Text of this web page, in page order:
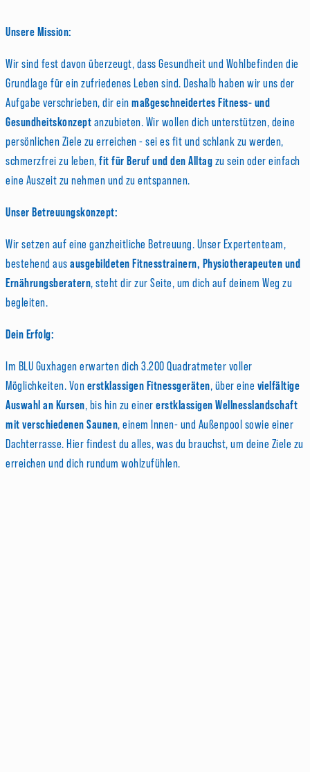
Unsere Mission:
Wir sind fest davon überzeugt, dass Gesundheit und Wohlbefinden die
Grundlage für ein zufriedenes Leben sind. Deshalb haben wir uns der
Aufgabe verschrieben, dir einmaßgeschneidertes Fitness- und
Gesundheitskonzeptanzubieten. Wir wollen dich unterstützen, deine
persönlichen Ziele zu erreichen - sei es fit und schlank zu werden,
schmerzfrei zu leben,fit für Beruf und den Alltagzu sein oder einfach
eine Auszeit zu nehmen und zu entspannen.
Unser Betreuungskonzept:
Wir setzen auf eine ganzheitliche Betreuung. Unser Expertenteam,
bestehend ausausgebildeten Fitnesstrainern, Physiotherapeuten und
Ernährungsberatern, steht dir zur Seite, um dich auf deinem Weg zu
begleiten.
Dein Erfolg:
Im BLU Guxhagen erwarten dich 3.200 Quadratmeter voller
Möglichkeiten. Vonerstklassigen Fitnessgeräten, über eine vielfältige
Auswahl an Kursen, bis hin zu einererstklassigen Wellnesslandschaft
mit verschiedenen Saunen, einem Innen- und Außenpool sowie einer
Dachterrasse. Hier findest du alles, was du brauchst, um deine Ziele zu
erreichen und dich rundum wohlzufühlen.